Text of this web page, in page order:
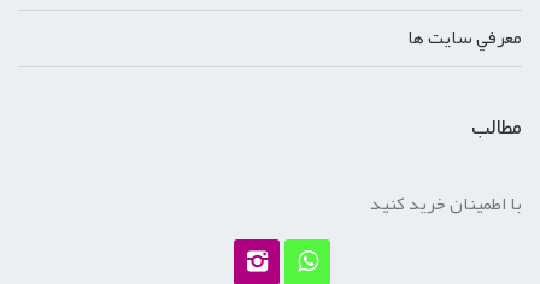
معرفي سايت ها
مطالب
با اطمینان خرید کنید